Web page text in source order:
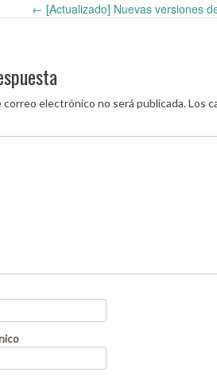
← [Actualizado] Nuevas versiones
correo electrónico no será publicada.Los